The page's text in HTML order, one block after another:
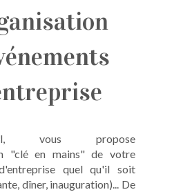
vous propose
"clé en mains" de votre
quel qu'il soit
dîner, inauguration)... De